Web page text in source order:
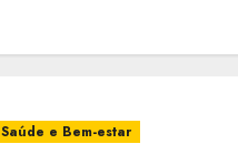
Saúde e Bem-estar